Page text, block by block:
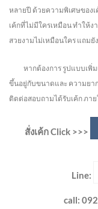
หลายปี ด้วยความพิเศษของ
เค้กที่ไม่มีใครเหมือน ทำให้
สวยงามไม่เหมือนใคร แถมยัง
หากต้องการ รูปแบบเพิ่มเ
ขึ้นอยู่กับขนาดและ ความยา
ติดต่อสอบถามได้รับเค้ก ภาย
สั่งเค้ก Click >>>
Line:
call: